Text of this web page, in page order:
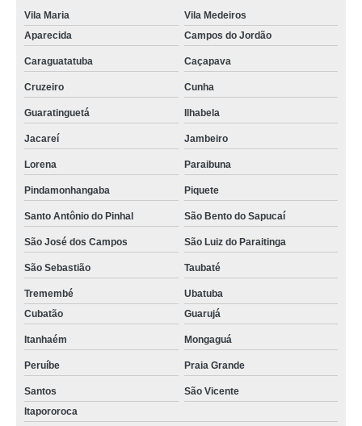
Vila Maria
Vila Medeiros
Aparecida
Campos do Jordão
Caraguatatuba Caçapava
Cruzeiro Cunha
Guaratinguetá Ilhabela
Jacareí Jambeiro
Lorena Paraibuna
Pindamonhangaba Piquete
Santo Antônio do Pinhal São Bento do Sapucaí
São José dos Campos São Luiz do Paraitinga
São Sebastião Taubaté
Tremembé
Ubatuba
Cubatão
Guarujá
Itanhaém Mongaguá
Peruíbe Praia Grande
Santos
São Vicente
Itapororoca